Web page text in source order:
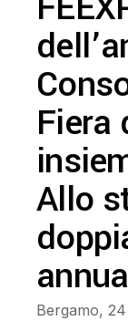
Fiera
Allo
Bergamo,